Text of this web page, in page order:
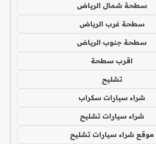
سطحة شمال الرياض
سطحة غرب الرياض
سطحة جنوب الرياض
اقرب سطحة
تشليح
شراء سيارات سكراب
شراء سيارات تشليح
موقع شراء سيارات تشليح